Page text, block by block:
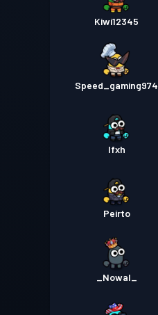
Kiwi12345
Speed_gaming974
Ifxh
Peirto
_Nowal_